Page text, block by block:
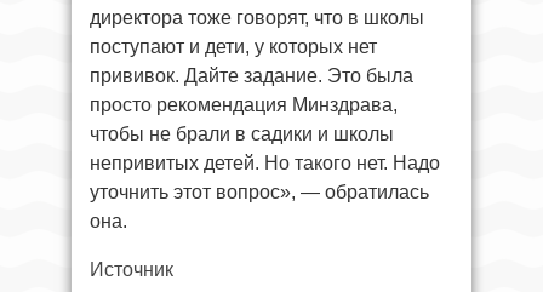
директора тоже говорят, что в школы
поступают и дети, у которых нет
прививок. Дайте задание. Это была
просто рекомендация Минздрава,
чтобы не брали в садики и школы
непривитых детей. Но такого нет. Надо
уточнить этот вопрос», — обратилась
она.
Источник